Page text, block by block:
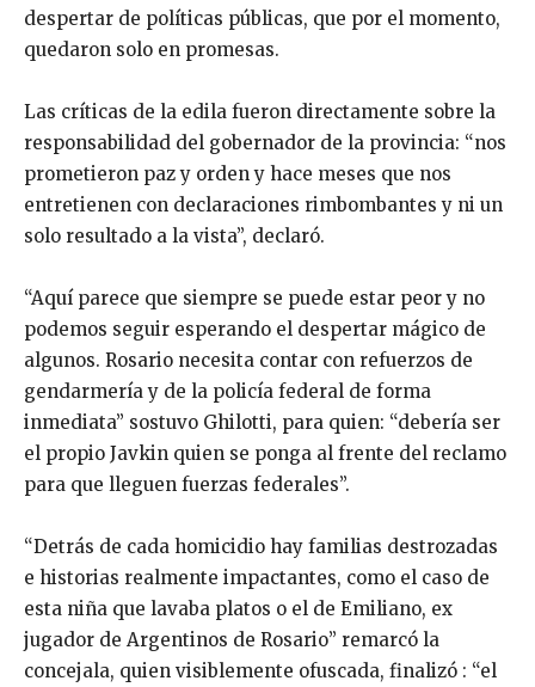
despertar de políticas públicas, que por el momento,
quedaron solo en promesas.
Las críticas de la edila fueron directamente sobre la
responsabilidad del gobernador de la provincia: “nos
prometieron paz y orden y hace meses que nos
entretienen con declaraciones rimbombantes y ni un
solo resultado a la vista”, declaró.
“Aquí parece que siempre se puede estar peor y no
podemos seguir esperando el despertar mágico de
algunos. Rosario necesita contar con refuerzos de
gendarmería y de la policía federal de forma
inmediata” sostuvo Ghilotti, para quien: “debería ser
el propio Javkin quien se ponga al frente del reclamo
para que lleguen fuerzas federales”.
“Detrás de cada homicidio hay familias destrozadas
e historias realmente impactantes, como el caso de
esta niña que lavaba platos o el de Emiliano, ex
jugador de Argentinos de Rosario” remarcó la
concejala, quien visiblemente ofuscada, finalizó : “el